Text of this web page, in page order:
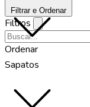
Sapatos
Filtrar e Ordenar
Filtros
Ordenar